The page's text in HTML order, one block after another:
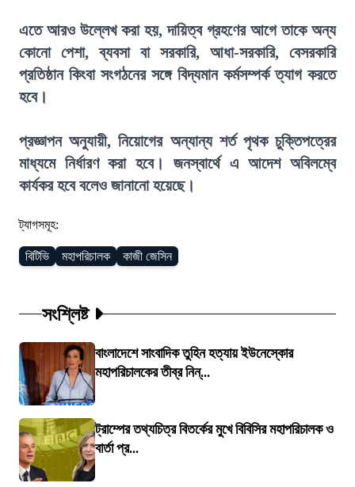
এতে আরও উল্লেখ করা হয়, দায়িত্ব গ্রহণের আগে তাকে অন্য
কোনো পেশা, ব্যবসা বা সরকারি, আধা-সরকারি, বেসরকারি
প্রতিষ্ঠান কিংবা সংগঠনের সঙ্গে বিদ্যমান কর্মসম্পর্ক ত্যাগ করতে
হবে।
প্রজ্ঞাপন অনুযায়ী, নিয়োগের অন্যান্য শর্ত পৃথক চুক্তিপত্রের
মাধ্যমে নির্ধারণ করা হবে। জনস্বার্থে এ আদেশ অবিলম্বে
কার্যকর হবে বলেও জানানো হয়েছে।
ট্যাগসমূহ:
বিটিভি মহাপরিচালক কাজী জেসিন
সংশ্লিষ্ট
বাংলাদেশে সাংবাদিক তুহিন হত্যায় ইউনেস্কোর
মহাপরিচালকের তীব্র নিন্...
ট্রাম্পের তথ্যচিত্র বিতর্কের মুখে বিবিসির মহাপরিচালক ও
বার্তা প্র...